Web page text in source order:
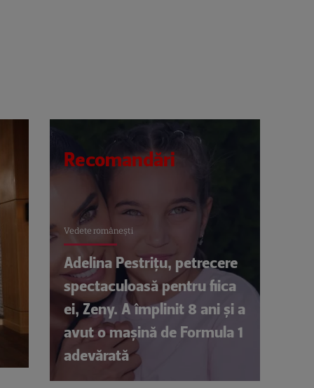
Recomandări
Vedete româneşti
Adelina Pestrițu, petrecere
spectaculoasă pentru fiica
ei, Zeny. A împlinit 8 ani și a
avut o mașină de Formula 1
adevărată